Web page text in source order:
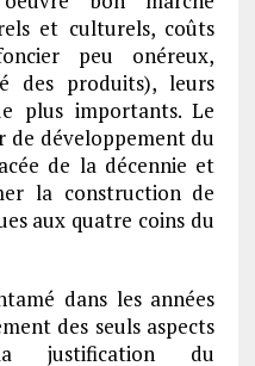
et culturels, coûts
peu onéreux,
des produits), leurs
plus importants. Le
de développement du
de la décennie et
la construction de
aux quatre coins du
dans les années
des seuls aspects
justification du